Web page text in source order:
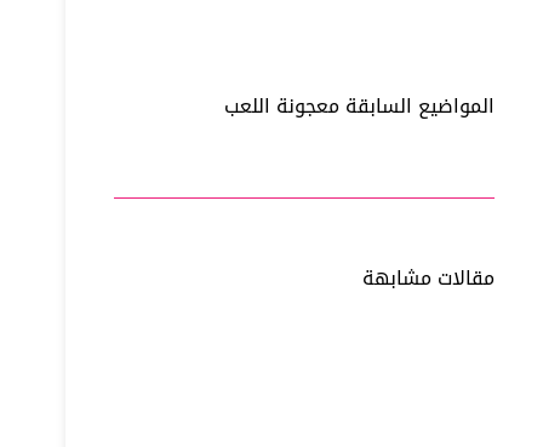
المواضيع السابقةمعجونة اللعب
مقالات مشابهة